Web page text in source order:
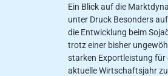
Ein Blick auf die
unter Druck Besonders
die Entwicklung beim
trotz einer bisher
starken Exportleistung für
aktuelle Wirtschaftsjahr